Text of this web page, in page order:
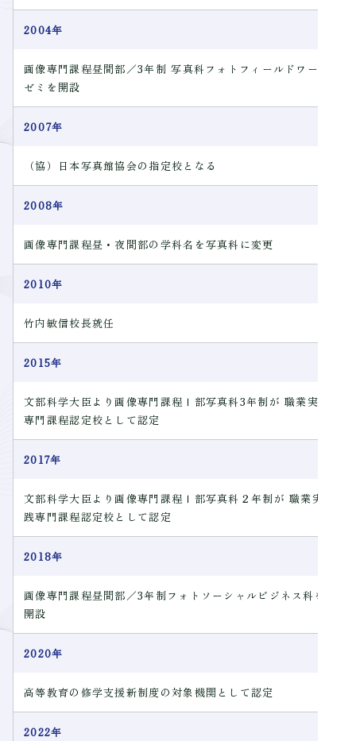
2004年
画像専門課程昼間部／3年制 写真科フォトフィールドワーク
ゼミを開設
2007年
（協）日本写真館協会の指定校となる
2008年
画像専門課程昼・夜間部の学科名を写真科に変更
2010年
竹内敏信校長就任
2015年
文部科学大臣より画像専門課程Ⅰ部写真科3年制が 職業実践
専門課程認定校として認定
2017年
文部科学大臣より画像専門課程Ⅰ部写真科２年制が 職業実
践専門課程認定校として認定
2018年
画像専門課程昼間部／3年制フォトソーシャルビジネス科を
開設
2020年
高等教育の修学支援新制度の対象機関として認定
2022年